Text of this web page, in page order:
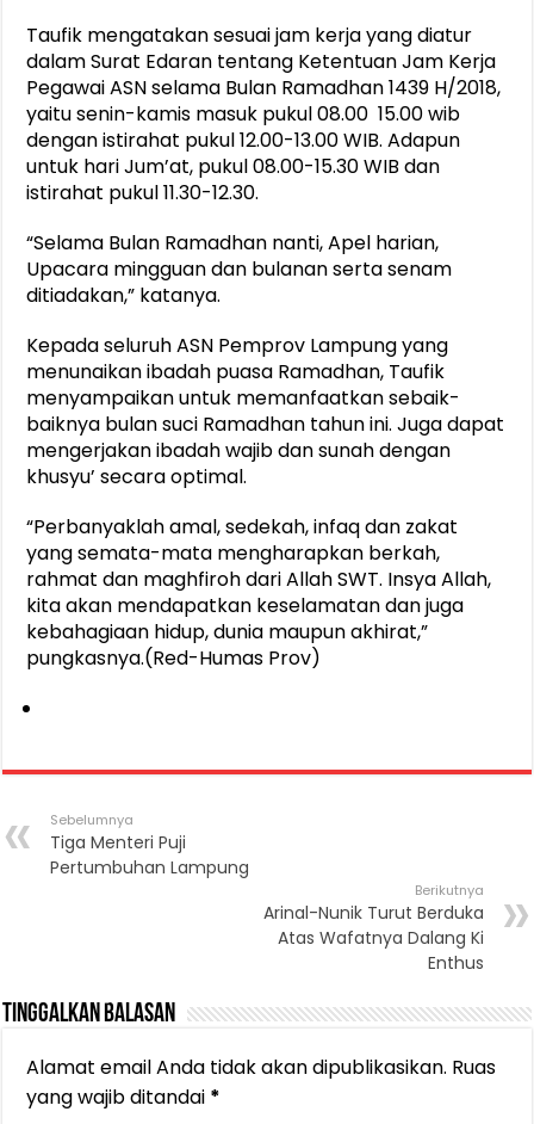
Taufik mengatakan sesuai jam kerja yang diatur
dalam Surat Edaran tentang Ketentuan Jam Kerja
Pegawai ASN selama Bulan Ramadhan 1439 H/2018,
yaitu senin-kamis masuk pukul 08.00 15.00 wib
dengan istirahat pukul 12.00-13.00 WIB. Adapun
untuk hari Jum’at, pukul 08.00-15.30 WIB dan
istirahat pukul 11.30-12.30.
“Selama Bulan Ramadhan nanti, Apel harian,
Upacara mingguan dan bulanan serta senam
ditiadakan,” katanya.
Kepada seluruh ASN Pemprov Lampung yang
menunaikan ibadah puasa Ramadhan, Taufik
menyampaikan untuk memanfaatkan sebaik-
baiknya bulan suci Ramadhan tahun ini. Juga dapat
mengerjakan ibadah wajib dan sunah dengan
khusyu’ secara optimal.
“Perbanyaklah amal, sedekah, infaq dan zakat
yang semata-mata mengharapkan berkah,
rahmat dan maghfiroh dari Allah SWT. Insya Allah,
kita akan mendapatkan keselamatan dan juga
kebahagiaan hidup, dunia maupun akhirat,”
pungkasnya.(Red-Humas Prov)
Sebelumnya
Tiga Menteri Puji
Pertumbuhan Lampung
Berikutnya
Arinal-Nunik Turut Berduka
Atas Wafatnya Dalang Ki
Enthus
Tinggalkan Balasan
Alamat email Anda tidak akan dipublikasikan. Ruas
yang wajib ditandai *